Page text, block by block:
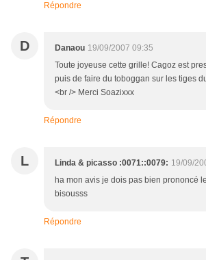
Répondre
D Danaou 19/09/2007 09:35
Toute joyeuse cette grille! Cagoz est
puis de faire du toboggan sur les tiges
<br /> Merci Soazixxx
Répondre
L Linda & picasso :0071::0079: 19/09/
ha mon avis je dois pas bien prononcé
bisousss
Répondre